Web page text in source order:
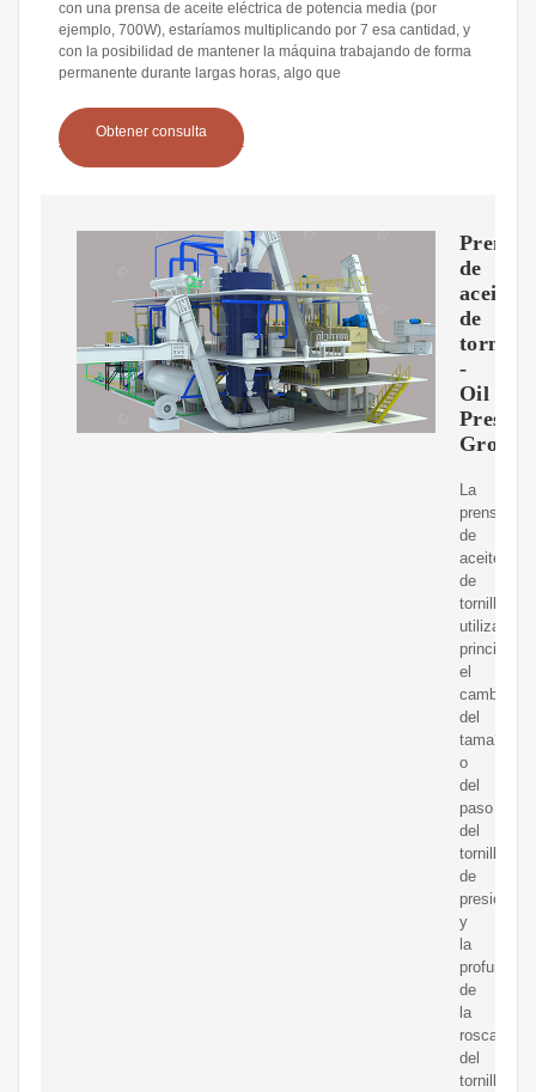
con una prensa de aceite eléctrica de potencia media (por
ejemplo, 700W), estaríamos multiplicando por 7 esa cantidad, y
con la posibilidad de mantener la máquina trabajando de forma
permanente durante largas horas, algo que
Obtener consulta
Prensa
de
aceite
de
tornillo
-
Oil
Press
Group
La
prensa
de
aceite
de
tornillo
utiliza
el
cambio
del
tama?
o
del
paso
del
tornillo
de
presión
y
la
de
la
rosca
del
tornillo